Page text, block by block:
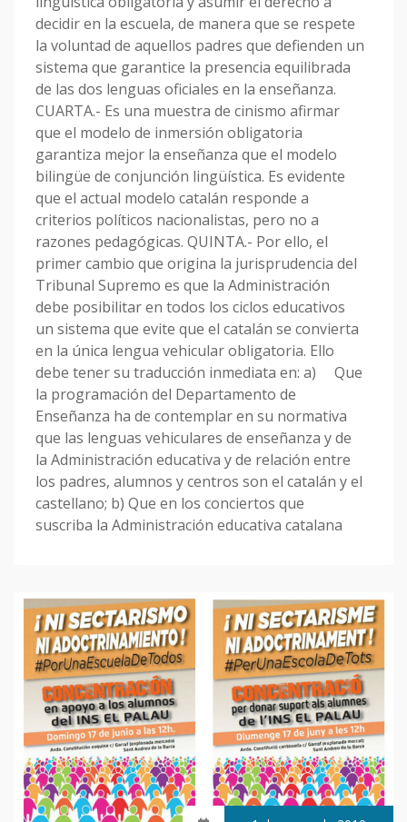
decidir en la escuela, de manera que se respete
la voluntad de aquellos padres que defienden un
sistema que garantice la presencia equilibrada
de las dos lenguas oficiales en la enseñanza.
CUARTA.- Es una muestra de cinismo afirmar
que el modelo de inmersión obligatoria
garantiza mejor la enseñanza que el modelo
bilingüe de conjunción lingüística. Es evidente
que el actual modelo catalán responde a
criterios políticos nacionalistas, pero no a
razones pedagógicas. QUINTA.- Por ello, el
primer cambio que origina la jurisprudencia del
Tribunal Supremo es que la Administración
debe posibilitar en todos los ciclos educativos
un sistema que evite que el catalán se convierta
en la única lengua vehicular obligatoria. Ello
debe tener su traducción inmediata en: a) Que
la programación del Departamento de
Enseñanza ha de contemplar en su normativa
que las lenguas vehiculares de enseñanza y de
la Administración educativa y de relación entre
los padres, alumnos y centros son el catalán y el
castellano; b) Que en los conciertos que
suscriba la Administración educativa catalana